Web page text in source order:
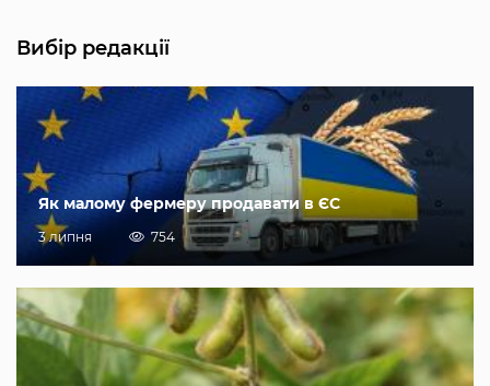
Вибір редакції
Як малому фермеру продавати в ЄС
3 липня 754